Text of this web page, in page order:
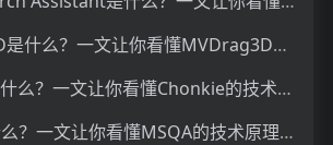
MVDrag3D是什么？一文让你看懂MVDrag3D的技术原理、主要功能、应用场景
Chonkie是什么？一文让你看懂Chonkie的技术原理、主要功能、应用场景
MSQA是什么？一文让你看懂MSQA的技术原理、主要功能、应用场景